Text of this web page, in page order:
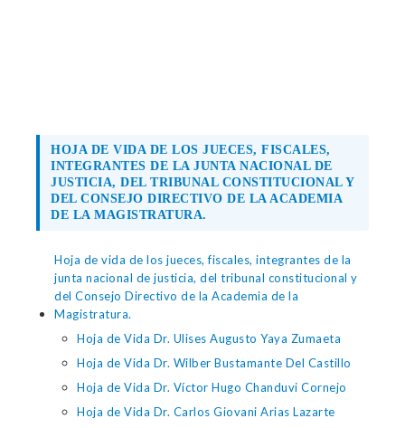
HOJA DE VIDA DE LOS JUECES, FISCALES,
INTEGRANTES DE LA JUNTA NACIONAL DE
JUSTICIA, DEL TRIBUNAL CONSTITUCIONAL Y
DEL CONSEJO DIRECTIVO DE LA ACADEMIA
DE LA MAGISTRATURA.
Hoja de vida de los jueces, fiscales, integrantes de la
junta nacional de justicia, del tribunal constitucional y
del Consejo Directivo de la Academia de la
Magistratura.
Hoja de Vida Dr. Ulises Augusto Yaya Zumaeta
Hoja de Vida Dr. Wilber Bustamante Del Castillo
Hoja de Vida Dr. Víctor Hugo Chanduvi Cornejo
Hoja de Vida Dr. Carlos Giovani Arias Lazarte